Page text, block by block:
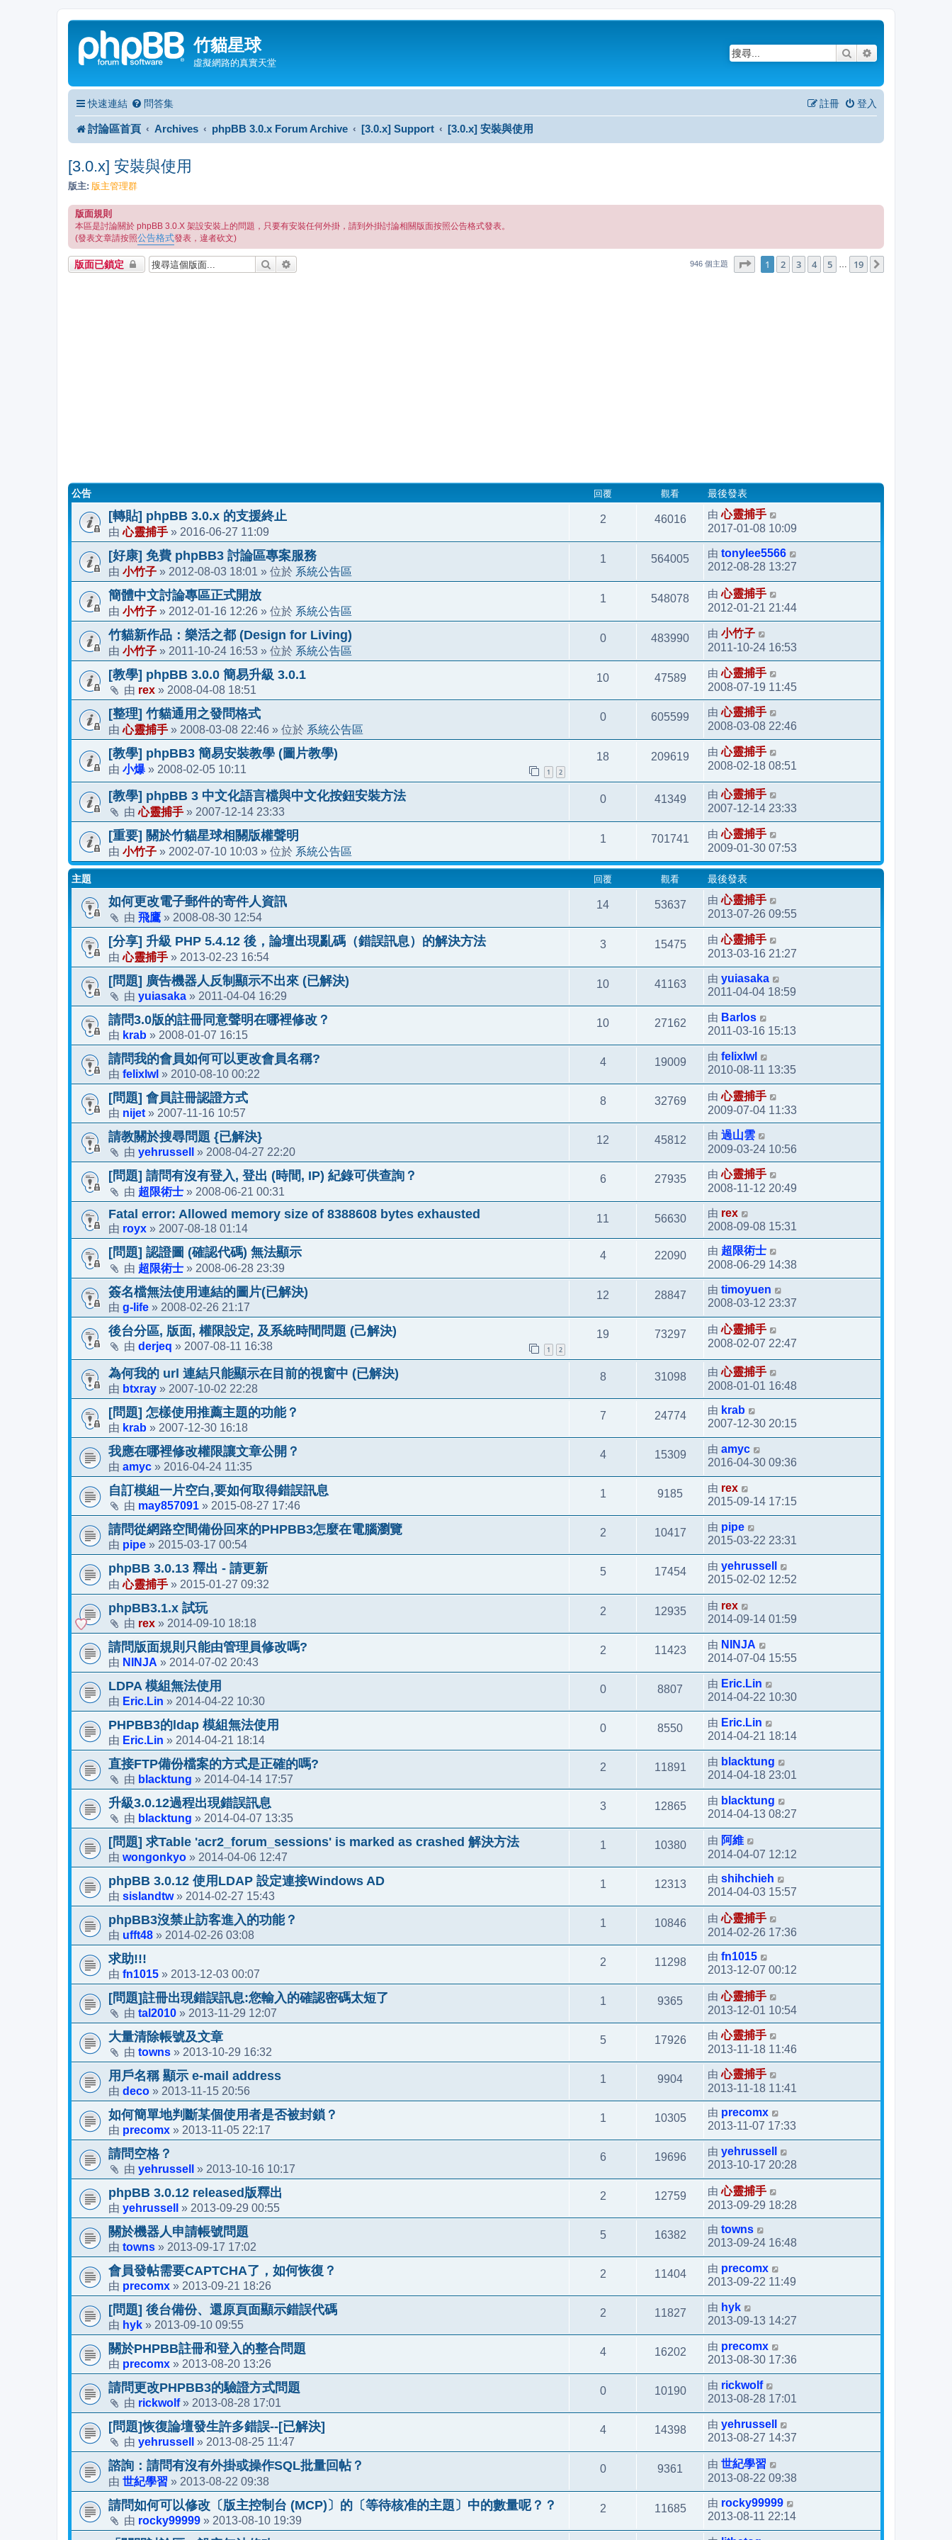
竹貓星球
虛擬網路的真實天堂
搜尋
快速連結 問答集 登入
註冊
討論區首頁 Archives phpBB 3.0.x Forum Archive [3.0.x] Support [3.0.x] 安裝與使用
[3.0.x] 安裝與使用
版主: 版主管理群
版面規則
本區是討論關於 phpBB 3.0.X 架設安裝上的問題，只要有安裝任何外掛，請到外掛討論相關版面按照公告格式發表。
(發表文章請按照公告格式發表，違者砍文)
版面已鎖定 搜尋 946 個主題 1 頁 (共 19頁)
1 2 3 4 5 … 19
公告 回覆 觀看 最後發表
[轉貼] phpBB 3.0.x 的支援終止
由心靈捕手 » 2016-06-27 11:09
2 46016 由心靈捕手
2017-01-08 10:09
[好康] 免費 phpBB3 討論區專案服務
由 小竹子 » 2012-08-03 18:01 » 位於 系統公告區
1 564005 由 tonylee5566
2012-08-28 13:27
簡體中文討論專區正式開放
由 小竹子 » 2012-01-16 12:26 » 位於 系統公告區
1 548078 由心靈捕手
2012-01-21 21:44
竹貓新作品：樂活之都 (Design for Living)
由 小竹子 » 2011-10-24 16:53 » 位於 系統公告區
0 483990 由 小竹子
2011-10-24 16:53
[教學] phpBB 3.0.0 簡易升級 3.0.1
由 rex » 2008-04-08 18:51
10 47589 由心靈捕手
2008-07-19 11:45
[整理] 竹貓通用之發問格式
由心靈捕手 » 2008-03-08 22:46 » 位於 系統公告區
0 605599 由心靈捕手
2008-03-08 22:46
[教學] phpBB3 簡易安裝教學 (圖片教學)
由 小爆 » 2008-02-05 10:11 1 2
18 209619 由心靈捕手
2008-02-18 08:51
[教學] phpBB 3 中文化語言檔與中文化按鈕安裝方法
由心靈捕手 » 2007-12-14 23:33
0 41349 由心靈捕手
2007-12-14 23:33
[重要] 關於竹貓星球相關版權聲明
由 小竹子 » 2002-07-10 10:03 » 位於 系統公告區
1 701741 由心靈捕手
2009-01-30 07:53
主題 回覆 觀看 最後發表
如何更改電子郵件的寄件人資訊
由 飛鷹 » 2008-08-30 12:54
14 53637 由心靈捕手
2013-07-26 09:55
[分享] 升級 PHP 5.4.12 後，論壇出現亂碼（錯誤訊息）的解決方法
由心靈捕手 » 2013-02-23 16:54
3 15475 由心靈捕手
2013-03-16 21:27
[問題] 廣告機器人反制顯示不出來 (已解決)
由 yuiasaka » 2011-04-04 16:29
10 41163 由 yuiasaka
2011-04-04 18:59
請問3.0版的註冊同意聲明在哪裡修改？
由 krab » 2008-01-07 16:15
10 27162 由 Barlos
2011-03-16 15:13
請問我的會員如何可以更改會員名稱?
由 felixlwl » 2010-08-10 00:22
4 19009 由 felixlwl
2010-08-11 13:35
[問題] 會員註冊認證方式
由 nijet » 2007-11-16 10:57
8 32769 由心靈捕手
2009-07-04 11:33
請教關於搜尋問題 {已解決}
由 yehrussell » 2008-04-27 22:20
12 45812 由 過山雲
2009-03-24 10:56
[問題] 請問有沒有登入, 登出 (時間, IP) 紀錄可供查詢？
由 超限術士 » 2008-06-21 00:31
6 27935 由心靈捕手
2008-11-12 20:49
Fatal error: Allowed memory size of 8388608 bytes exhausted
由 royx » 2007-08-18 01:14
11 56630 由 rex
2008-09-08 15:31
[問題] 認證圖 (確認代碼) 無法顯示
由 超限術士 » 2008-06-28 23:39
4 22090 由 超限術士
2008-06-29 14:38
簽名檔無法使用連結的圖片(已解決)
由 g-life » 2008-02-26 21:17
12 28847 由 timoyuen
2008-03-12 23:37
後台分區, 版面, 權限設定, 及系統時間問題 (己解決)
由 derjeq » 2007-08-11 16:38 1 2
19 73297 由心靈捕手
2008-02-07 22:47
為何我的 url 連結只能顯示在目前的視窗中 (已解決)
由 btxray » 2007-10-02 22:28
8 31098 由心靈捕手
2008-01-01 16:48
[問題] 怎樣使用推薦主題的功能？
由 krab » 2007-12-30 16:18
7 24774 由 krab
2007-12-30 20:15
我應在哪裡修改權限讓文章公開？
由 amyc » 2016-04-24 11:35
4 15309 由 amyc
2016-04-30 09:36
自訂模組一片空白,要如何取得錯誤訊息
由 may857091 » 2015-08-27 17:46
1 9185 由 rex
2015-09-14 17:15
請問從網路空間備份回來的PHPBB3怎麼在電腦瀏覽
由 pipe » 2015-03-17 00:54
2 10417 由 pipe
2015-03-22 23:31
phpBB 3.0.13 釋出 - 請更新
由心靈捕手 » 2015-01-27 09:32
5 17454 由 yehrussell
2015-02-02 12:52
phpBB3.1.x 試玩
由 rex » 2014-09-10 18:18
2 12935 由 rex
2014-09-14 01:59
請問版面規則只能由管理員修改嗎?
由 NINJA » 2014-07-02 20:43
2 11423 由 NINJA
2014-07-04 15:55
LDPA 模組無法使用
由 Eric.Lin » 2014-04-22 10:30
0 8807 由 Eric.Lin
2014-04-22 10:30
PHPBB3的ldap 模組無法使用
由 Eric.Lin » 2014-04-21 18:14
0 8550 由 Eric.Lin
2014-04-21 18:14
直接FTP備份檔案的方式是正確的嗎?
由 blacktung » 2014-04-14 17:57
2 11891 由 blacktung
2014-04-18 23:01
升級3.0.12過程出現錯誤訊息
由 blacktung » 2014-04-07 13:35
3 12865 由 blacktung
2014-04-13 08:27
[問題] 求Table 'acr2_forum_sessions' is marked as crashed 解決方法
由 wongonkyo » 2014-04-06 12:47
1 10380 由 阿維
2014-04-07 12:12
phpBB 3.0.12 使用LDAP 設定連接Windows AD
由 sislandtw» 2014-02-27 15:43
1 12313 由 shihchieh
2014-04-03 15:57
phpBB3沒禁止訪客進入的功能？
由 ufft48 » 2014-02-26 03:08
1 10846 由心靈捕手
2014-02-26 17:36
求助!!!
由 fn1015 » 2013-12-03 00:07
2 11298 由 fn1015
2013-12-07 00:12
[問題]註冊出現錯誤訊息:您輸入的確認密碼太短了
由 tal2010 » 2013-11-29 12:07
1 9365 由心靈捕手
2013-12-01 10:54
大量清除帳號及文章
由 towns » 2013-10-29 16:32
5 17926 由心靈捕手
2013-11-18 11:46
用戶名稱 顯示 e-mail address
由 deco » 2013-11-15 20:56
1 9904 由心靈捕手
2013-11-18 11:41
如何簡單地判斷某個使用者是否被封鎖？
由 precomx » 2013-11-05 22:17
1 10305 由 precomx
2013-11-07 17:33
請問空格？
由 yehrussell » 2013-10-16 10:17
6 19696 由 yehrussell
2013-10-17 20:28
phpBB 3.0.12 released版釋出
由 yehrussell » 2013-09-29 00:55
2 12759 由心靈捕手
2013-09-29 18:28
關於機器人申請帳號問題
由 towns » 2013-09-17 17:02
5 16382 由 towns
2013-09-24 16:48
會員發帖需要CAPTCHA了，如何恢復？
由 precomx » 2013-09-21 18:26
2 11404 由 precomx
2013-09-22 11:49
[問題] 後台備份、還原頁面顯示錯誤代碼
由 hyk » 2013-09-10 09:55
2 11827 由 hyk
2013-09-13 14:27
關於PHPBB註冊和登入的整合問題
由 precomx » 2013-08-20 13:26
4 16202 由 precomx
2013-08-30 17:36
請問更改PHPBB3的驗證方式問題
由 rickwolf» 2013-08-28 17:01
0 10190 由 rickwolf
2013-08-28 17:01
[問題]恢復論壇發生許多錯誤--[已解決]
由 yehrussell » 2013-08-25 11:47
4 14398 由 yehrussell
2013-08-27 14:37
諮詢：請問有沒有外掛或操作SQL批量回帖？
由 世紀學習 » 2013-08-22 09:38
0 9361 由 世紀學習
2013-08-22 09:38
請問如何可以修改〔版主控制台 (MCP)〕的〔等待核准的主題〕中的數量呢？？
由 rocky99999 » 2013-08-10 19:39
2 11685 由 rocky99999
2013-08-11 22:14